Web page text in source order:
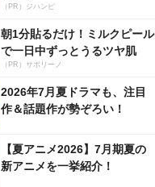
（PR）ジハンピ
朝1分貼るだけ！ミルクピール
で一日中ずっとうるツヤ肌
（PR）サボリーノ
2026年7月夏ドラマも、注目
作＆話題作が勢ぞろい！
【夏アニメ2026】7月期夏の
新アニメを一挙紹介！